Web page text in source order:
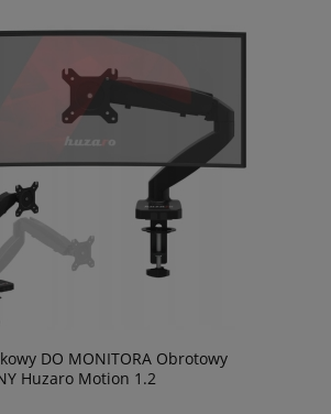
DO MONITORA Obrotowy
Huzaro Motion 1.2